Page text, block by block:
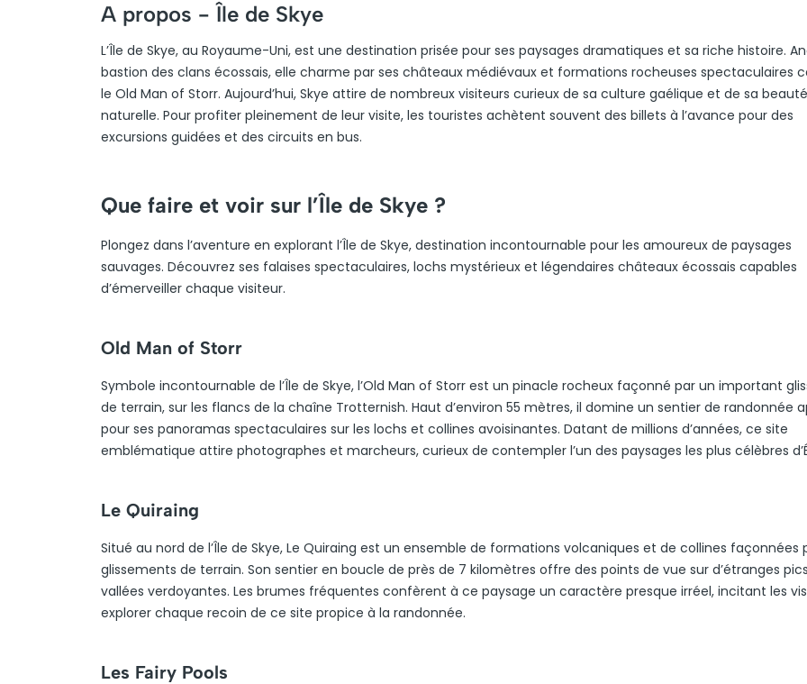
A propos -Île de Skye
L’Île de Skye, au Royaume-Uni, est une destination prisée pour ses paysages dramatiques et sa riche histoire.
bastion des clans écossais, elle charme par ses châteaux médiévaux et formations rocheuses spectaculaires
le Old Man of Storr. Aujourd’hui, Skye attire de nombreux visiteurs curieux de sa culture gaélique et de sa beauté
naturelle. Pour profiter pleinement de leur visite, les touristes achètent souvent des billets à l’avance pour des
excursions guidées et des circuits en bus.
Que faire et voir sur l’Île de Skye ?
Plongez dans l’aventure en explorant l’Île de Skye, destination incontournable pour les amoureux de paysages
sauvages. Découvrez ses falaises spectaculaires, lochs mystérieux et légendaires châteaux écossais capables
d’émerveiller chaque visiteur.
Old Man of Storr
Symbole incontournable de l’Île de Skye, l’Old Man of Storr est un pinacle rocheux façonné par un important
de terrain, sur les flancs de la chaîne Trotternish. Haut d’environ 55 mètres, il domine un sentier de randonnée
pour ses panoramas spectaculaires sur les lochs et collines avoisinantes. Datant de millions d’années, ce site
emblématique attire photographes et marcheurs, curieux de contempler l’un des paysages les plus célèbres
Le Quiraing
Situé au nord de l’Île de Skye, Le Quiraing est un ensemble de formations volcaniques et de collines façonnées
glissements de terrain. Son sentier en boucle de près de 7 kilomètres offre des points de vue sur d’étranges
vallées verdoyantes. Les brumes fréquentes confèrent à ce paysage un caractère presque irréel, incitant les
explorer chaque recoin de ce site propice à la randonnée.
Les Fairy Pools